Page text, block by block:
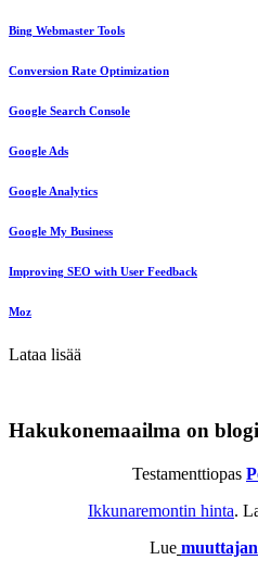
Bing Webmaster Tools
Conversion Rate Optimization
Google Search Console
Google Ads
Google Analytics
Google My Business
Improving SEO with User Feedback
Moz
Lataa lisää
Hakukonemaailma on
Testamenttiopas
Ikkunaremontin hinta.
Lue